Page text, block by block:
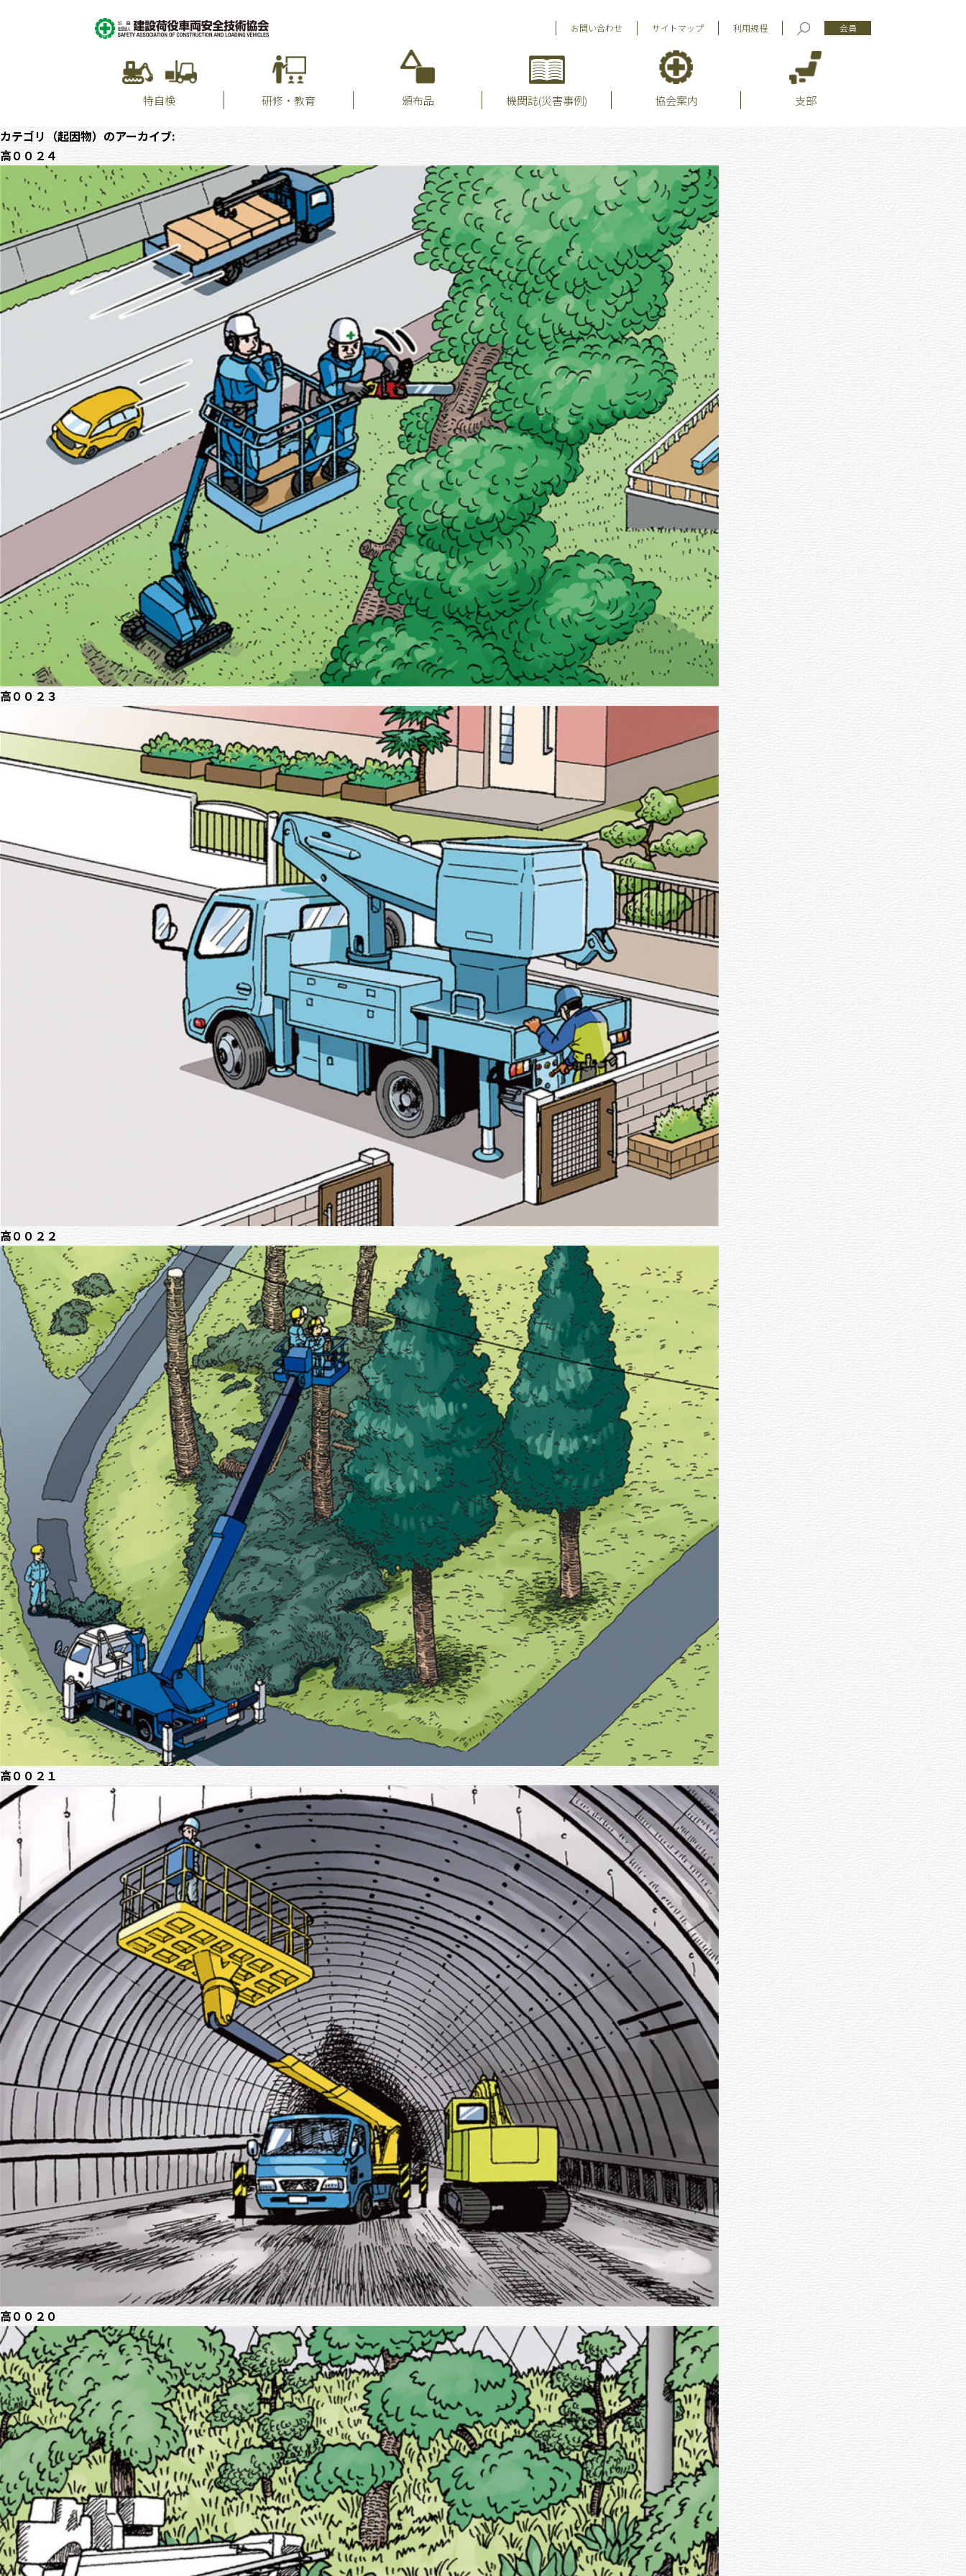
お問い合わせ サイトマップ 利用規程 会員
特自検 研修・教育 頒布品 機関誌(災害事例) 協会案内 支部
カテゴリ（起因物）のアーカイブ:
高００２４
高００２３
高００２２
高００２１
高００２０